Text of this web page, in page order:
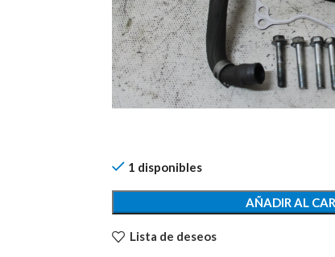
1 disponibles
AÑADIR AL
Lista de deseos